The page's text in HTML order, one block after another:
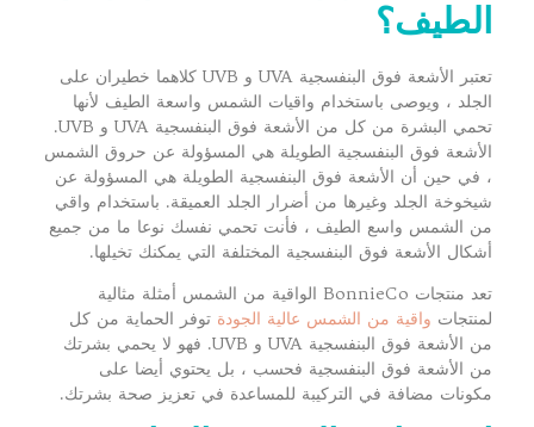
الطيف؟
تعتبر الأشعة فوق البنفسجية UVA و UVB كلاهما خطيران على
الجلد ، ويوصى باستخدام واقيات الشمس واسعة الطيف لأنها
تحمي البشرة من كل من الأشعة فوق البنفسجية UVA و UVB.
الأشعة فوق البنفسجية الطويلة هي المسؤولة عن حروق الشمس
، في حين أن الأشعة فوق البنفسجية الطويلة هي المسؤولة عن
شيخوخة الجلد وغيرها من أضرار الجلد العميقة. باستخدام واقي
من الشمس واسع الطيف ، فأنت تحمي نفسك نوعا ما من جميع
أشكال الأشعة فوق البنفسجية المختلفة التي يمكنك تخيلها.
تعد منتجات BonnieCo الواقية من الشمس أمثلة مثالية
لمنتجات واقية من الشمس عالية الجودة توفر الحماية من كل
من الأشعة فوق البنفسجية UVA و UVB. فهو لا يحمي بشرتك
من الأشعة فوق البنفسجية فحسب ، بل يحتوي أيضا على
مكونات مضافة في التركيبة للمساعدة في تعزيز صحة بشرتك.